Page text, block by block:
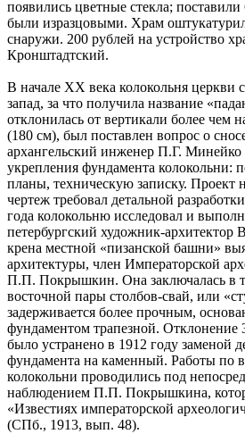
появились цветные стекла;
были изразцовыми. Храм
снаружи. 200 рублей на устройство
Кронштадтский.
В начале XX века колокольня церкви
запад, за что получила название
отклонилась от вертикали более чем
(180 см), был поставлен вопрос о
архангельский инженер П.Г. Минейко
укрепления фундамента колокольни:
планы, техническую записку. Проект
чертеж требовал детальной
года колокольню исследовал и
петербургский художник-
крена местной «пизанской башни»
архитектуры, член Императорской
П.П. Покрышкин. Она заключалась в
восточной пары столбов-свай, или
задерживается более прочным,
фундаментом трапезной. Отклонение
было устранено в 1912 году заменой
фундамента на каменный. Работы по
колокольни проводились под
наблюдением П.П. Покрышкина,
«Известиях императорской
(СПб., 1913, вып. 48).